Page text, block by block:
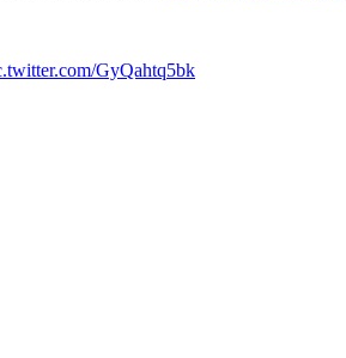
GyQahtq5bk